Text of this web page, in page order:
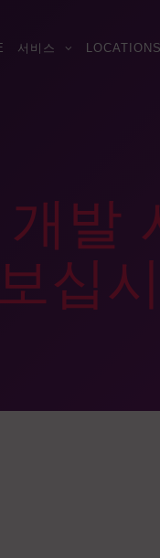
서비스
발
십